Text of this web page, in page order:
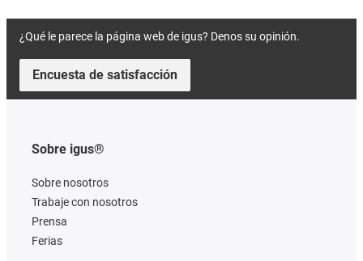
¿Qué le parece la página web de igus? Denos su opinión.
Encuesta de satisfacción
Sobre igus®
Sobre nosotros
Trabaje con nosotros
Prensa
Ferias